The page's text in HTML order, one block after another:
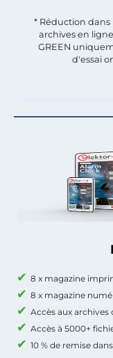
8 x magazine
8 x magazine
Accès aux archives
Accès à 5000+
10 % de remise
* Réduction
archives en
GREEN
d'essai